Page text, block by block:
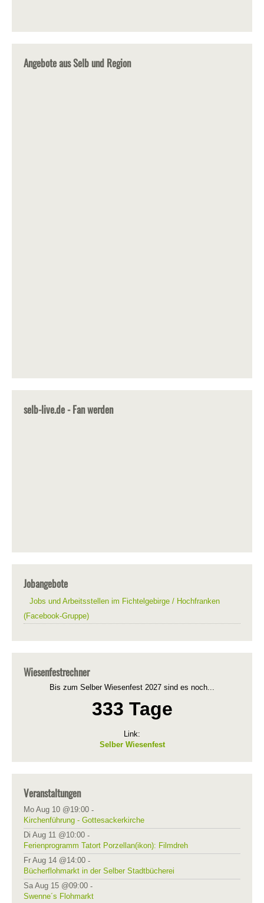
Angebote aus Selb und Region
selb-live.de - Fan werden
Jobangebote
Jobs und Arbeitsstellen im Fichtelgebirge / Hochfranken
(Facebook-Gruppe)
Wiesenfestrechner
Bis zum Selber Wiesenfest 2027 sind es noch...
333 Tage
Link:
Selber Wiesenfest
Veranstaltungen
Mo Aug 10 @19:00 -
Kirchenführung - Gottesackerkirche
Di Aug 11 @10:00 -
Ferienprogramm Tatort Porzellan(ikon): Filmdreh
Fr Aug 14 @14:00 -
Bücherflohmarkt in der Selber Stadtbücherei
Sa Aug 15 @09:00 -
Swenne´s Flohmarkt